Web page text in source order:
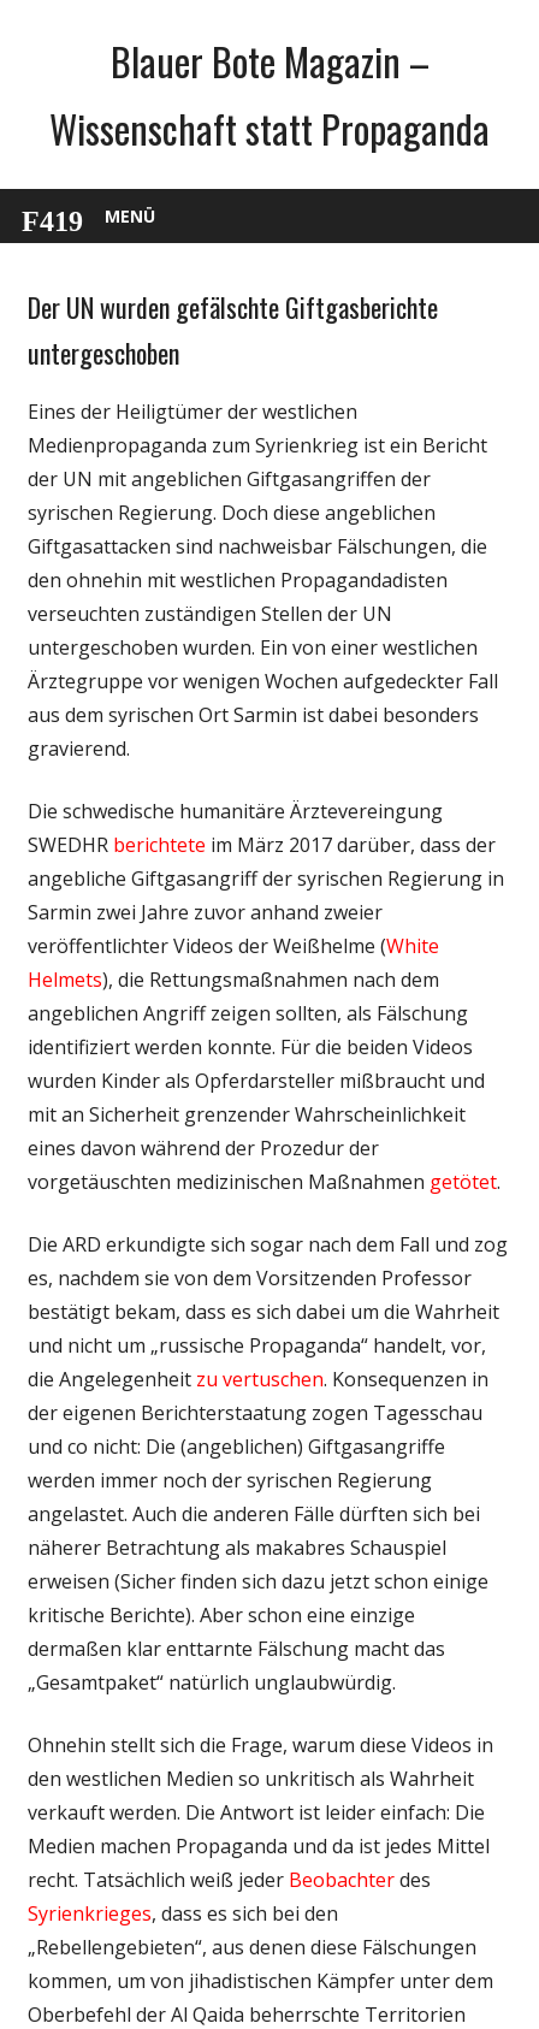
Blauer Bote Magazin –
Wissenschaft statt Propaganda
MENÜ
Gesellschaft
Politik
Wissenschaft
Der UN wurden gefälschte Giftgasberichte
untergeschoben
Eines der Heiligtümer der westlichen
Medienpropaganda zum Syrienkrieg ist ein Bericht
der UN mit angeblichen Giftgasangriffen der
syrischen Regierung. Doch diese angeblichen
Giftgasattacken sind nachweisbar Fälschungen, die
den ohnehin mit westlichen Propagandadisten
verseuchten zuständigen Stellen der UN
untergeschoben wurden. Ein von einer westlichen
Ärztegruppe vor wenigen Wochen aufgedeckter Fall
aus dem syrischen Ort Sarmin ist dabei besonders
gravierend.
Die schwedische humanitäre Ärztevereingung
SWEDHR berichtete im März 2017 darüber, dass der
angebliche Giftgasangriff der syrischen Regierung in
Sarmin zwei Jahre zuvor anhand zweier
veröffentlichter Videos der Weißhelme (White
Helmets), die Rettungsmaßnahmen nach dem
angeblichen Angriff zeigen sollten, als Fälschung
identifiziert werden konnte. Für die beiden Videos
wurden Kinder als Opferdarsteller mißbraucht und
mit an Sicherheit grenzender Wahrscheinlichkeit
eines davon während der Prozedur der
vorgetäuschten medizinischen Maßnahmen getötet.
Die ARD erkundigte sich sogar nach dem Fall und zog
es, nachdem sie von dem Vorsitzenden Professor
bestätigt bekam, dass es sich dabei um die Wahrheit
und nicht um „russische Propaganda“ handelt, vor,
die Angelegenheit zu vertuschen. Konsequenzen in
der eigenen Berichterstaatung zogen Tagesschau
und co nicht: Die (angeblichen) Giftgasangriffe
werden immer noch der syrischen Regierung
angelastet. Auch die anderen Fälle dürften sich bei
näherer Betrachtung als makabres Schauspiel
erweisen (Sicher finden sich dazu jetzt schon einige
kritische Berichte). Aber schon eine einzige
dermaßen klar enttarnte Fälschung macht das
„Gesamtpaket“ natürlich unglaubwürdig.
Ohnehin stellt sich die Frage, warum diese Videos in
den westlichen Medien so unkritisch als Wahrheit
verkauft werden. Die Antwort ist leider einfach: Die
Medien machen Propaganda und da ist jedes Mittel
recht. Tatsächlich weiß jeder Beobachterdes
Syrienkrieges, dass es sich bei den
„Rebellengebieten“, aus denen diese Fälschungen
kommen, um von jihadistischen Kämpfer unter dem
Oberbefehl der Al Qaida beherrschte Territorien